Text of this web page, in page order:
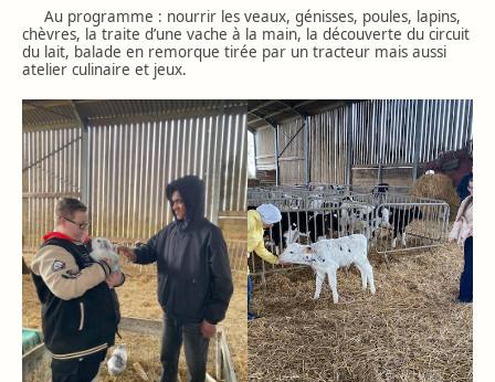
Au programme : nourrir les veaux, génisses, poules, lapins,
chèvres, la traite d’une vache à la main, la découverte du circuit
du lait, balade en remorque tirée par un tracteur mais aussi
atelier culinaire et jeux.